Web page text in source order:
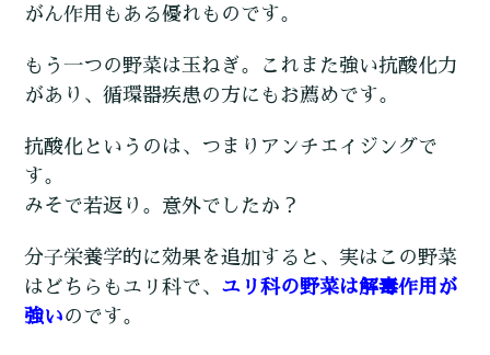
がん作用もある優れものです。
もう一つの野菜は玉ねぎ。これまた強い抗酸化力
があり、循環器疾患の方にもお薦めです。
抗酸化というのは、つまりアンチエイジングで
す。
みそで若返り。意外でしたか？
分子栄養学的に効果を追加すると、実はこの野菜
はどちらもユリ科で、 ユリ科の野菜は解毒作用が
強いのです。